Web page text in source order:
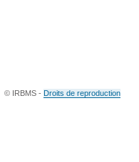
© IRBMS - Droits de reproduction